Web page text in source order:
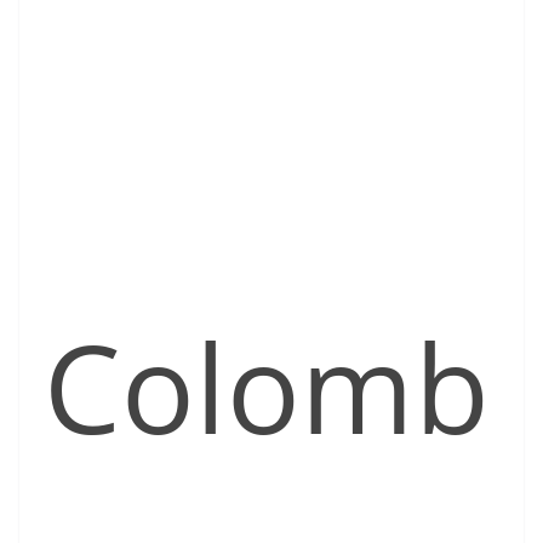
Colomb